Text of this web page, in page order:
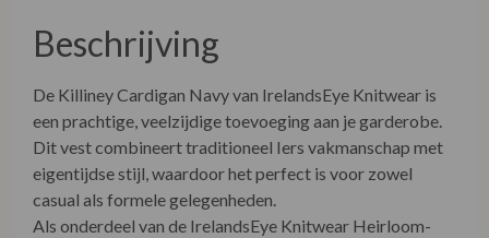
Beschrijving
De Killiney Cardigan Navy van IrelandsEye Knitwear is
een prachtige, veelzijdige toevoeging aan je garderobe.
Dit vest combineert traditioneel Iers vakmanschap met
eigentijdse stijl, waardoor het perfect is voor zowel
casual als formele gelegenheden.
Als onderdeel van de IrelandsEye Knitwear Heirloom-